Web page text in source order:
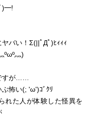
)━!
バい！Σ(||ﾟДﾟ)ﾋｨｨｨ
ºωº灬)
すが……
ぶ怖い(; 'ω')ｺﾞｸﾘ
れた人が体験した怪異を